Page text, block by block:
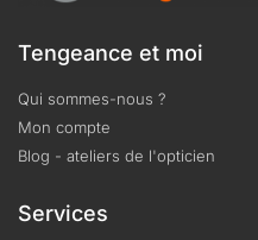
Tengeance et moi
Qui sommes-nous ?
Mon compte
Blog - ateliers de l'opticien
Services